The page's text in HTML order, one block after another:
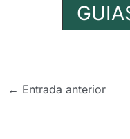
← Entrada anterior